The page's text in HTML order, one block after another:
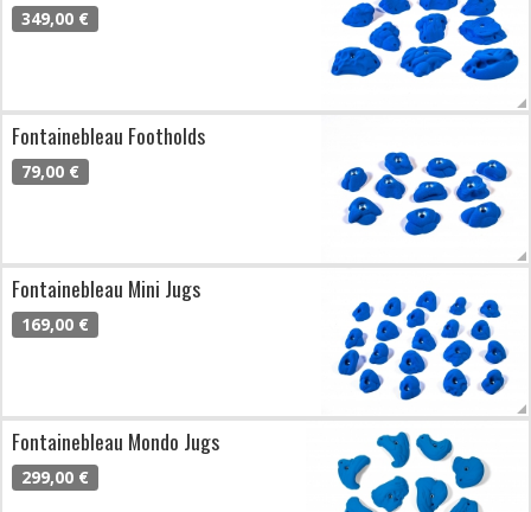
349,00 €
Fontainebleau Footholds
79,00 €
Fontainebleau Mini Jugs
169,00 €
Fontainebleau Mondo Jugs
299,00 €